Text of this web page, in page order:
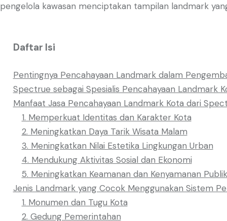
pengelola kawasan menciptakan tampilan landmark
Daftar Isi
Pentingnya Pencahayaan Landmark dalam
Spectrue sebagai Spesialis Pencahayaan Landmark
Manfaat Jasa Pencahayaan Landmark Kota dari
1. Memperkuat Identitas dan Karakter Kota
2. Meningkatkan Daya Tarik Wisata Malam
3. Meningkatkan Nilai Estetika Lingkungan Urban
4. Mendukung Aktivitas Sosial dan Ekonomi
5. Meningkatkan Keamanan dan Kenyamanan Publik
Jenis Landmark yang Cocok Menggunakan Sistem
1. Monumen dan Tugu Kota
2. Gedung Pemerintahan